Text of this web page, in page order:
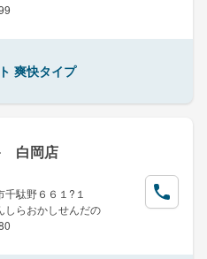
爽快タイプ
白岡店
駄野６６１?１
しらおかしせんだの